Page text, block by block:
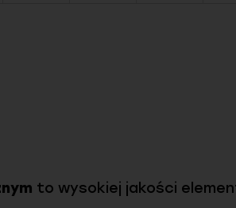
to wysokiej jakości